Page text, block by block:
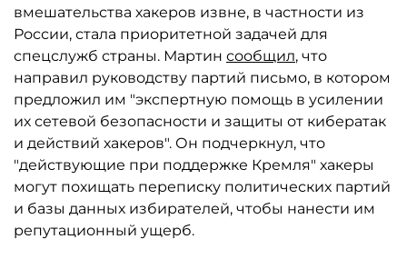
вмешательства хакеров извне, в частности из
России, стала приоритетной задачей для
спецслужб страны. Мартин сообщил, что
направил руководству партий письмо, в котором
предложил им "экспертную помощь в усилении
их сетевой безопасности и защиты от кибератак
и действий хакеров". Он подчеркнул, что
"действующие при поддержке Кремля" хакеры
могут похищать переписку политических партий
и базы данных избирателей, чтобы нанести им
репутационный ущерб.